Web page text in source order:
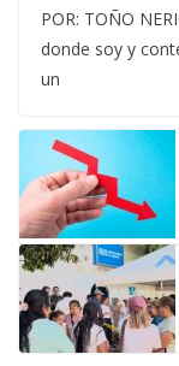
POR: TOÑO
donde soy y
un